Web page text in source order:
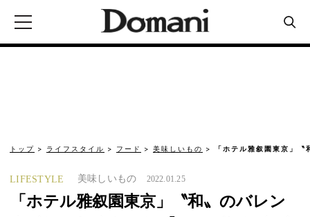
トップ ライフスタイル フード 美味しいもの 「ホテル雅叙園東京」
LIFESTYLE 美味しいもの 2022.01.25
「ホテル雅叙園東京」〝和〟のバレン